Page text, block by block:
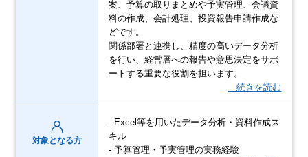
案、予算の取りまとめや予実管理、会議資
料の作成、会計処理、投資報告申請作成な
どです。
関係部署と連携し、精度の高いデータ分析
を行い、経営層への報告や意思決定をサポ
ートする重要な役割を担います。
…続きを読む
対象となる方
- Excel等を用いたデータ分析・資料作成ス
キル
- 予算管理・予実管理の実務経験